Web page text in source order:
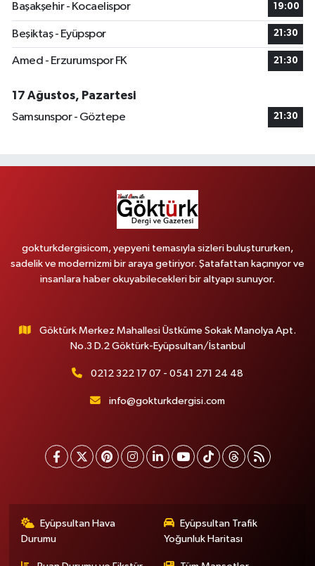
Başakşehir - Kocaelispor
19:00
Beşiktaş - Eyüpspor 21:30
Amed - Erzurumspor FK 21:30
17 Ağustos, Pazartesi
Samsunspor - Göztepe
21:30
gokturkdergisicom, yepyeni temasıyla sizleri buluştururken,
sadelik ve modernizmi bir araya getiriyor. Şatafattan kaçınıyor ve
insanlara haber okuyabilecekleri bir altyapı sunuyor.
Göktürk Merkez Mahallesi Üstküme Sokak Manolya Apt.
No.3 D.2 Göktürk-Eyüpsultan/İstanbul
0212 322 17 07 - 0541 271 24 48
info@gokturkdergisi.com
Eyüpsultan Hava
Durumu
Eyüpsultan Trafik
Yoğunluk Haritası